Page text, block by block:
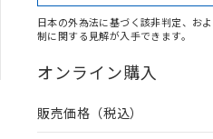
日本の外為法に基づく該非判定、お
制に関する見解が入手できます。
オンライン購入
販売価格（税込）